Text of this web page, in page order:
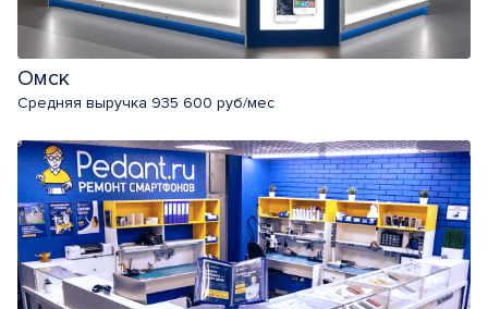
Омск
Средняя выручка 935 600 руб/мес